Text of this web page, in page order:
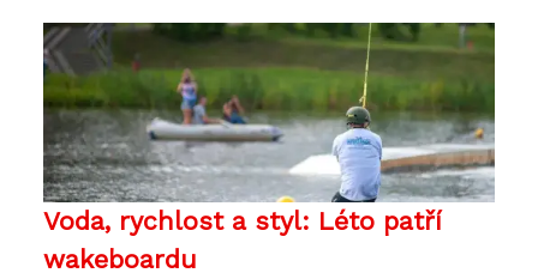
Voda, rychlost a styl: Léto patří
wakeboardu